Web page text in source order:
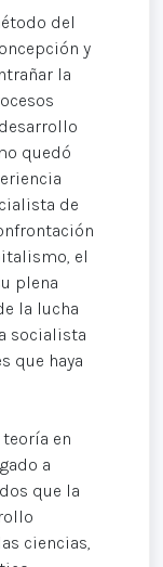
del
y
la
quedó
de
el
plena
la lucha
socialista
que haya
en
a
que la
ciencias,